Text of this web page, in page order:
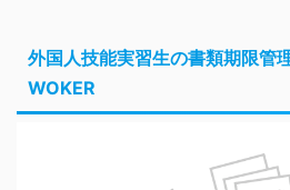
外国人技能実習生の書類期限管
WOKER